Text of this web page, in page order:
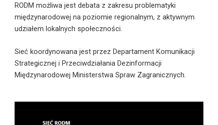
RODM możliwa jest debata z zakresu problematyki
międzynarodowej na poziomie regionalnym, z aktywnym
udziałem lokalnych społeczności.
Sieć koordynowana jest przez Departament Komunikacji
Strategicznej i Przeciwdziałania Dezinformacji
Międzynarodowej Ministerstwa Spraw Zagranicznych.